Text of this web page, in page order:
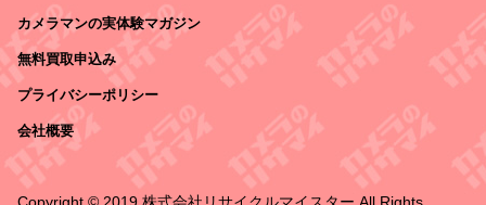
カメラマンの実体験マガジン
無料買取申込み
プライバシーポリシー
会社概要